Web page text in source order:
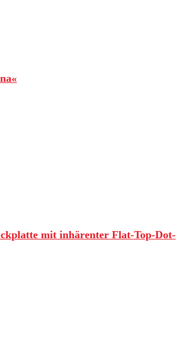
mit inhärenter Flat-Top-Dot-